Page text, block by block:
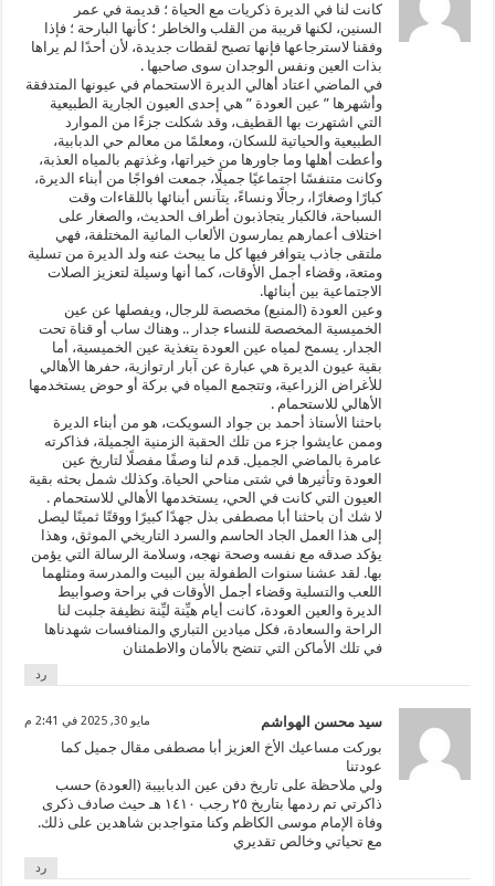
كانت لنا في الديرة ذكريات مع الحياة ؛ قديمة في عمر
السنين، لكنها قريبة من القلب والخاطر ؛ كأنها البارحة ؛ فإذا
وفقنا لاسترجاعها فإنها تصبح لقطات جديدة، لأن أحدًا لم يراها
بذات العين ونفس الوجدان سوى صاحبها .
في الماضي اعتاد أهالي الديرة الاستحمام في عيونها المتدفقة
وأشهرها ” عين العودة ” هي إحدى العيون الجارية الطبيعية
التي اشتهرت بها القطيف، وقد شكلت جزءًا من الموارد
الطبيعية والحياتية للسكان، ومعلمًا من معالم حي الدبابية،
وأعطت أهلها وما جاورها من خيراتها، وغذتهم بالمياه العذبة،
وكانت متنفسًا اجتماعيًا جميلًا، جمعت افواجًا من أبناء الديرة،
كبارًا وصغارًا، رجالًا ونساءً، يتآنس أبنائها باللقاءات وقت
السباحة، فالكبار يتجاذبون أطراف الحديث، والصغار على
اختلاف أعمارهم يمارسون الألعاب المائية المختلفة، فهي
ملتقى جاذب يتوافر فيها كل ما يبحث عنه ولد الديرة من تسلية
ومتعة، وقضاء أجمل الأوقات، كما أنها وسيلة لتعزيز الصلات
الاجتماعية بين أبنائها.
وعين العودة (المنبع) مخصصة للرجال، ويفصلها عن عين
الخميسية المخصصة للنساء جدار .. وهناك ساب أو قناة تحت
الجدار. يسمح لمياه عين العودة بتغذية عين الخميسية، أما
بقية عيون الديرة هي عبارة عن آبار ارتوازية، حفرها الأهالي
للأغراض الزراعية، وتتجمع المياه في بركة أو حوض يستخدمها
الأهالي للاستحمام .
باحثنا الأستاذ أحمد بن جواد السويكت، هو من أبناء الديرة
وممن عايشوا جزء من تلك الحقبة الزمنية الجميلة، فذاكرته
عامرة بالماضي الجميل. قدم لنا وصفًا مفصلًا لتاريخ عين
العودة وتأثيرها في شتى مناحي الحياة. وكذلك شمل بحثه بقية
العيون التي كانت في الحي، يستخدمها الأهالي للاستحمام .
لا شك أن باحثنا أبا مصطفى بذل جهدًا كبيرًا ووقتًا ثمينًا ليصل
إلى هذا العمل الجاد الحاسم والسرد التاريخي الموثق، وهذا
يؤكد صدقه مع نفسه وصحة نهجه، وسلامة الرسالة التي يؤمن
بها. لقد عشنا سنوات الطفولة بين البيت والمدرسة ومثلهما
اللعب والتسلية وقضاء أجمل الأوقات في براحة وصوابيط
الديرة والعين العودة، كانت أيام هيِّنة ليِّنة نظيفة جلبت لنا
الراحة والسعادة، فكل ميادين التباري والمنافسات شهدناها
في تلك الأماكن التي تنضح بالأمان والاطمئنان
رد
سيد محسن الهواشم مايو 30, 2025 في 2:41 م
بوركت مساعيك الأخ العزيز أبا مصطفى مقال جميل كما
عودتنا
ولي ملاحظة على تاريخ دفن عين الدبابيبة (العودة) حسب
ذاكرتي تم ردمها بتاريخ ٢٥ رجب ١٤١٠ هـ حيث صادف ذكرى
وفاة الإمام موسى الكاظم وكنا متواجدبن شاهدين على ذلك.
مع تحياتي وخالص تقديري
رد